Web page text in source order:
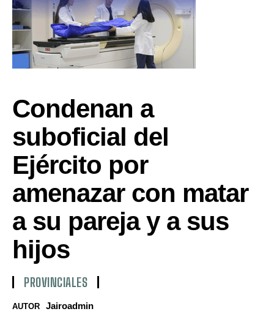
Condenan a
suboficial del
Ejército por
amenazar con matar
a su pareja y a sus
hijos
PROVINCIALES
AUTOR Jairoadmin